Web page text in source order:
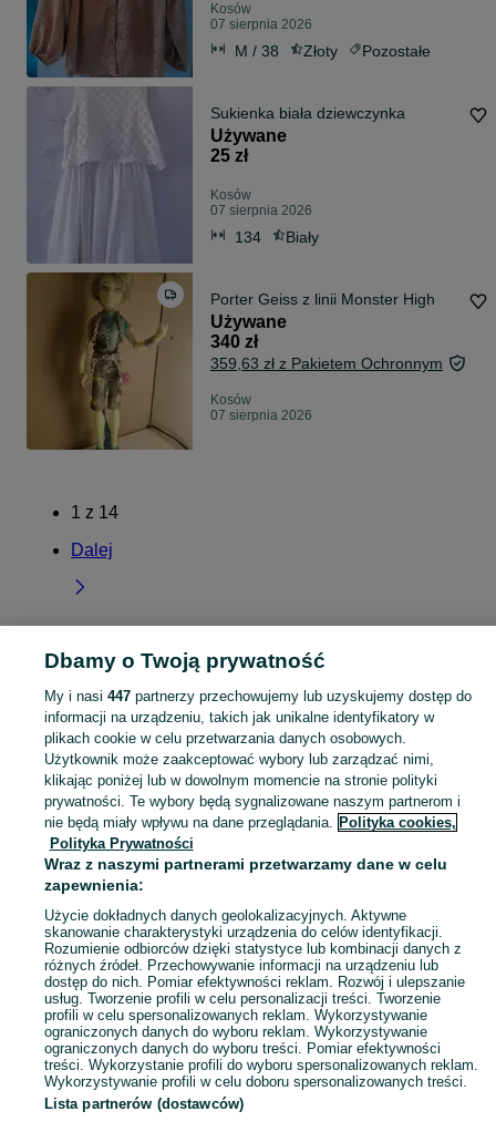
Kosów
07 sierpnia 2026
M / 38 Złoty Pozostałe
Sukienka biała dziewczynka
Używane
25 zł
Kosów
07 sierpnia 2026
134 Biały
Porter Geiss z linii Monster High
Używane
340 zł
359,63 zł z Pakietem Ochronnym
Kosów
07 sierpnia 2026
1 z 14
Dalej
Strona główna Mazowieckie Kosów
KATEGORIA
Skorzystaj z największego serwisu ogłoszeniowego - Kosów i okolice! Kupuj to, czego pragniesz i sprzedawaj to, czego już nie potrzebujesz! Zobacz
Mapa kategorii
Mapa miejscowości
Mapa ministron
Popularne wyszukiwania
Dbamy o Twoją prywatność
My i nasi 447partnerzy przechowujemy lub uzyskujemy dostęp do
informacji na urządzeniu, takich jak unikalne identyfikatory w
plikach cookie w celu przetwarzania danych osobowych.
Użytkownik może zaakceptować wybory lub zarządzać nimi,
klikając poniżej lub w dowolnym momencie na stronie polityki
prywatności. Te wybory będą sygnalizowane naszym partnerom i
nie będą miały wpływu na dane przeglądania. Polityka cookies,
Polityka Prywatności
Wraz z naszymi partnerami przetwarzamy dane w celu
zapewnienia:
Użycie dokładnych danych geolokalizacyjnych. Aktywne
skanowanie charakterystyki urządzenia do celów identyfikacji.
Rozumienie odbiorców dzięki statystyce lub kombinacji danych z
różnych źródeł. Przechowywanie informacji na urządzeniu lub
dostęp do nich. Pomiar efektywności reklam. Rozwój i ulepszanie
usług. Tworzenie profili w celu personalizacji treści. Tworzenie
profili w celu spersonalizowanych reklam. Wykorzystywanie
ograniczonych danych do wyboru reklam. Wykorzystywanie
ograniczonych danych do wyboru treści. Pomiar efektywności
treści. Wykorzystanie profili do wyboru spersonalizowanych reklam.
Wykorzystywanie profili w celu doboru spersonalizowanych treści.
Lista partnerów (dostawców)